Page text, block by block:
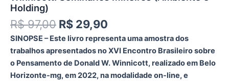
Holding)
R$97,00 R$ 29,90
SINOPSE – Este livro representa uma amostra dos
trabalhos apresentados no XVI Encontro Brasileiro sobre
o Pensamento de Donald W. Winnicott, realizado em Belo
Horizonte-mg, em 2022, na modalidade on-line, e